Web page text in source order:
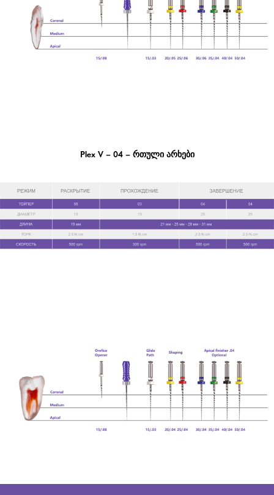
Plex V – 04 – რთული არხები